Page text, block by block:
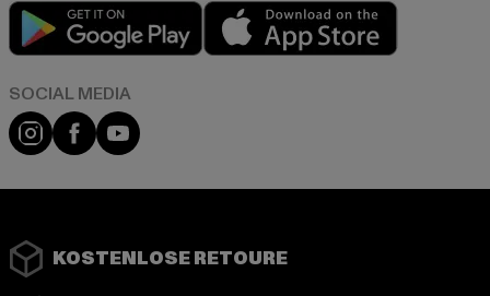
Play market
Instagram
FacebookYouTube
KOSTENLOSE RETOURE